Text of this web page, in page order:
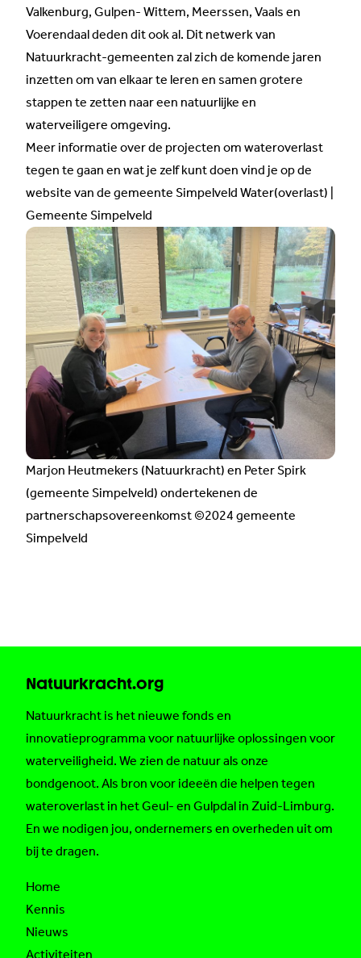
Valkenburg, Gulpen- Wittem, Meerssen, Vaals en
Voerendaal deden dit ook al. Dit netwerk van
Natuurkracht-gemeenten zal zich de komende jaren
inzetten om van elkaar te leren en samen grotere
stappen te zetten naar een natuurlijke en
waterveiligere omgeving.
Meer informatie over de projecten om wateroverlast
tegen te gaan en wat je zelf kunt doen vind je op de
website van de gemeente Simpelveld Water(overlast) |
Gemeente Simpelveld
Marjon Heutmekers (Natuurkracht) en Peter Spirk
(gemeente Simpelveld) ondertekenen de
partnerschapsovereenkomst ©2024 gemeente
Simpelveld
Natuurkracht.org
Natuurkracht is het nieuwe fonds en
innovatieprogramma voor natuurlijke oplossingen voor
waterveiligheid. We zien de natuur als onze
bondgenoot. Als bron voor ideeën die helpen tegen
wateroverlast in het Geul- en Gulpdal in Zuid-Limburg.
En we nodigen jou, ondernemers en overheden uit om
bij te dragen.
Home
Kennis
Nieuws
Activiteiten